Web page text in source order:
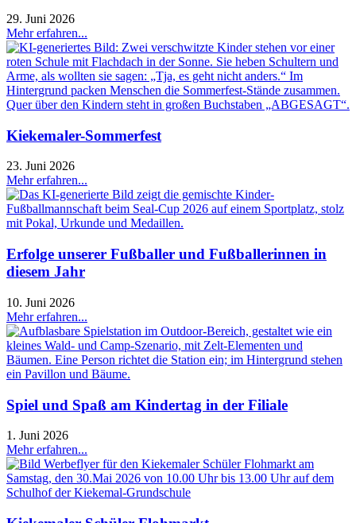
29. Juni 2026
Mehr erfahren...
Kiekemaler-Sommerfest
23. Juni 2026
Mehr erfahren...
Erfolge unserer Fußballer und Fußballerinnen in
diesem Jahr
10. Juni 2026
Mehr erfahren...
Spiel und Spaß am Kindertag in der Filiale
1. Juni 2026
Mehr erfahren...